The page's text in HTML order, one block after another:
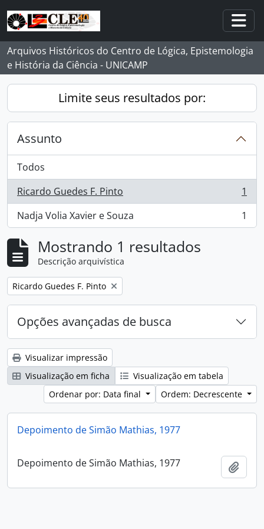
Skip to main content
Arquivos Históricos do Centro de Lógica, Epistemologia
e História da Ciência - UNICAMP
Limite seus resultados por:
Assunto
Todos
Ricardo Guedes F. Pinto
, 1 resultados
1
Nadja Volia Xavier e Souza
, 1 resultados 1
Mostrando 1 resultados
Descrição arquivística
Remover filtro:
Ricardo Guedes F. Pinto
Opções avançadas de busca
Visualizar impressão
Visualização em ficha
Visualização em tabela
Ordenar por: Data final
Ordem: Decrescente
Depoimento de Simão Mathias, 1977
Depoimento de Simão Mathias, 1977